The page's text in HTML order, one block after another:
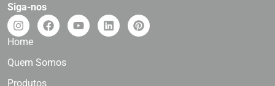
Siga-nos
Home
Quem Somos
Produtos